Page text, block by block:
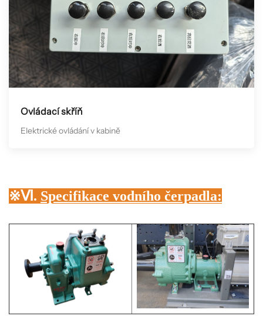
Ovládací skříň
Elektrické ovládání v kabině
※Ⅵ. Specifikace vodního čerpadla: